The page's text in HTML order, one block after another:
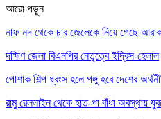
আরো পড়ুন
নাফ নদ থেকে চার জেলেকে নিয়ে গেছে
দক্ষিণ জেলা বিএনপির নেতৃত্বে ইদ্রিস-হেলাল
পোশাক শিল্প ধ্বংস হলে পঙ্গু হবে দেশের
রামু রেললাইন থেকে হাত-পা বাঁধা অবস্থায়